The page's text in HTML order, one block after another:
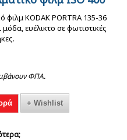
KODAK PORTRA 135-36
ευέλικτο σε φωτιστικές
ΦΠΑ.